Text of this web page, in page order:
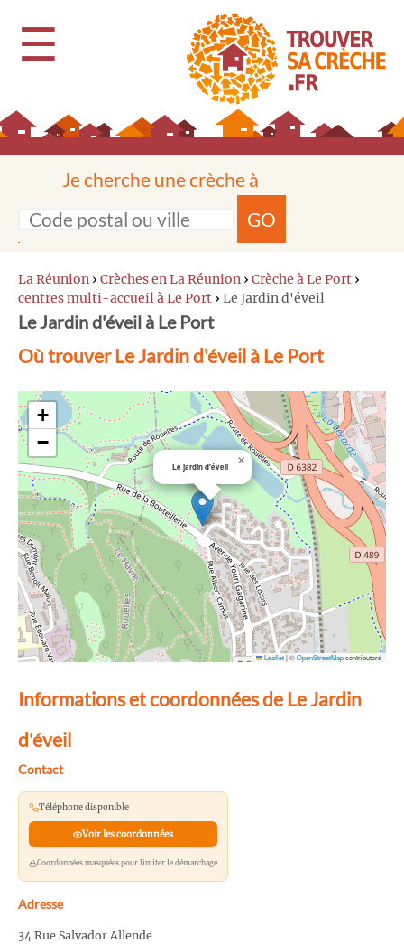
☰
Je cherche une crèche à
GO
La Réunion › Crèches en La Réunion › Crèche à Le Port ›
centres multi-accueil à Le Port › Le Jardin d'éveil
Le Jardin d'éveil à Le Port
Où trouver Le Jardin d'éveil à Le Port
Le jardin d'éveil ×
+
−
Leaflet|©OpenStreetMapcontributors
Informations et coordonnées de Le Jardin
d'éveil
Contact
Téléphone disponible
Voir les coordonnées
Coordonnées masquées pour limiter le démarchage
Adresse
34 Rue Salvador Allende